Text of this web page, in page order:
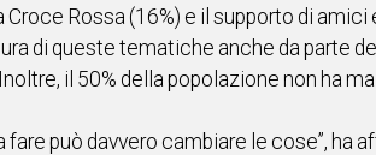
Rossa (16%) e il supporto di
di queste tematiche anche da parte
il 50% della popolazione non ha
fare può davvero cambiare le cose”,